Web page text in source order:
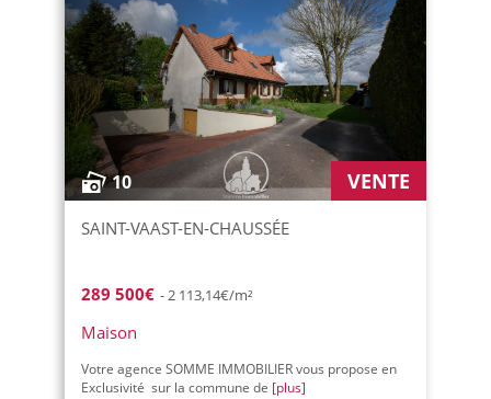
10 VENTE
SAINT-VAAST-EN-CHAUSSÉE
289 500€ - 2 113,14€/m²
Maison
Votre agence SOMME IMMOBILIER vous propose en
Exclusivité sur la commune de [plus]